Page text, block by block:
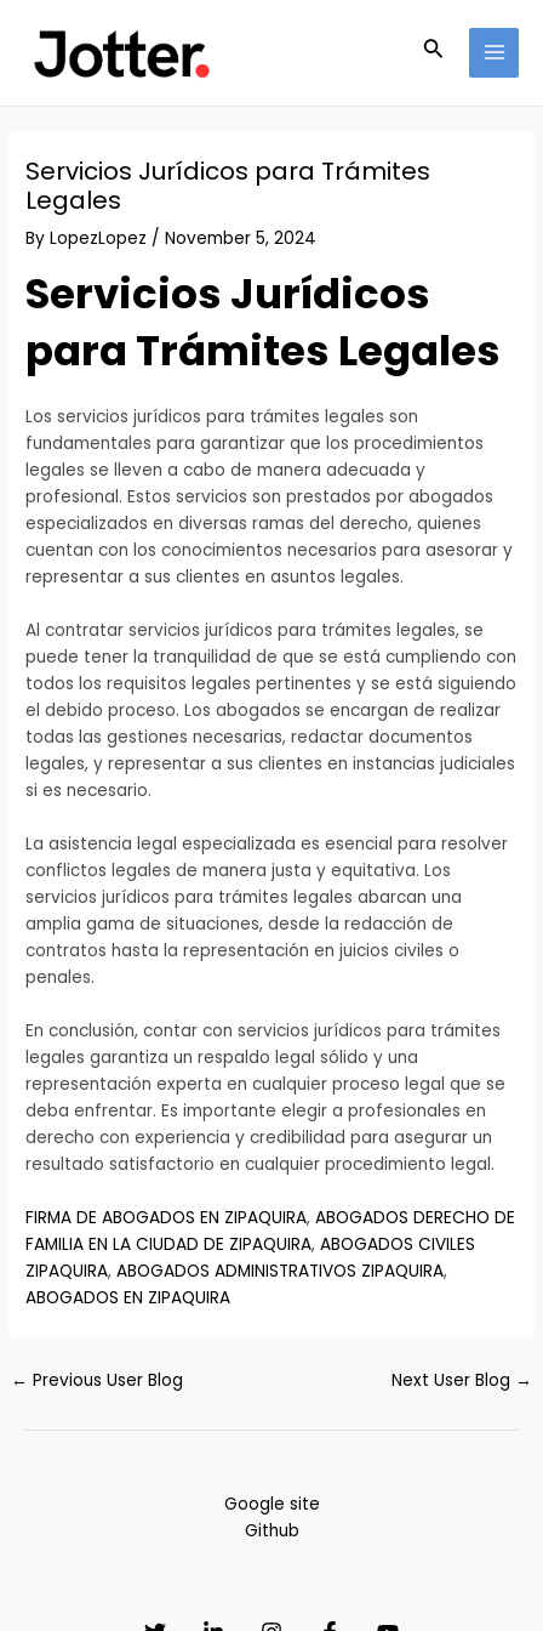
content
Search
Servicios Jurídicos para Trámites
Legales
ByLopezLopez /November 5, 2024
Servicios Jurídicos
para Trámites Legales
Los servicios jurídicos para trámites legales son
fundamentales para garantizar que los procedimientos
legales se lleven a cabo de manera adecuada y
profesional. Estos servicios son prestados por abogados
especializados en diversas ramas del derecho, quienes
cuentan con los conocimientos necesarios para asesorar y
representar a sus clientes en asuntos legales.
Al contratar servicios jurídicos para trámites legales, se
puede tener la tranquilidad de que se está cumpliendo con
todos los requisitos legales pertinentes y se está siguiendo
el debido proceso. Los abogados se encargan de realizar
todas las gestiones necesarias, redactar documentos
legales, y representar a sus clientes en instancias judiciales
si es necesario.
La asistencia legal especializada es esencial para resolver
conflictos legales de manera justa y equitativa. Los
servicios jurídicos para trámites legales abarcan una
amplia gama de situaciones, desde la redacción de
contratos hasta la representación en juicios civiles o
penales.
En conclusión, contar con servicios jurídicos para trámites
legales garantiza un respaldo legal sólido y una
representación experta en cualquier proceso legal que se
deba enfrentar. Es importante elegir a profesionales en
derecho con experiencia y credibilidad para asegurar un
resultado satisfactorio en cualquier procedimiento legal.
FIRMA DE ABOGADOS EN ZIPAQUIRA,ABOGADOS DERECHO DE
FAMILIA EN LA CIUDAD DE ZIPAQUIRA,ABOGADOS CIVILES
ZIPAQUIRA,ABOGADOS ADMINISTRATIVOS ZIPAQUIRA,
ABOGADOS EN ZIPAQUIRA
navigation
← Previous User Blog Next User Blog →
Google site
Github